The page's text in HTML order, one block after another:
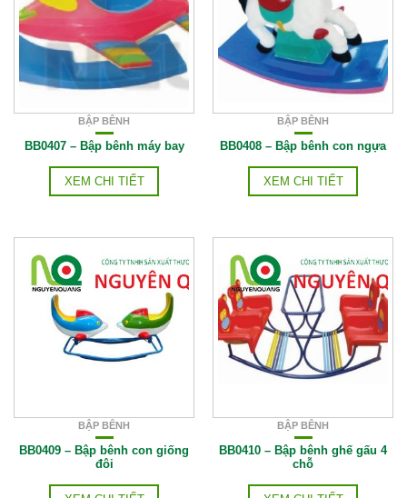
BẬP BÊNH
BB0407 – Bập bênh máy bay
XEM CHI TIẾT
BẬP BÊNH
BB0408 – Bập bênh con ngựa
XEM CHI TIẾT
BẬP BÊNH
BB0409 – Bập bênh con giống
đôi
BẬP BÊNH
BB0410 – Bập bênh ghế gấu 4
chỗ